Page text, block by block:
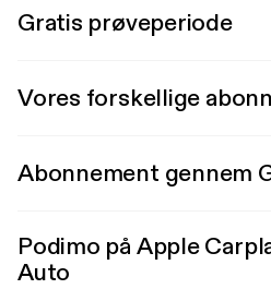
Gratis prøveperiode
Vores forskellige
Abonnement gennem
Podimo på Apple
Auto